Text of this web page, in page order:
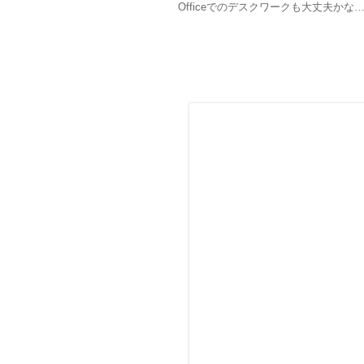
Officeでのデスクワークも大丈夫かな…